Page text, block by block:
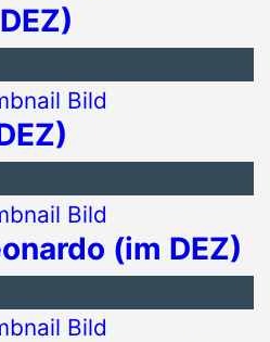
(im DEZ)